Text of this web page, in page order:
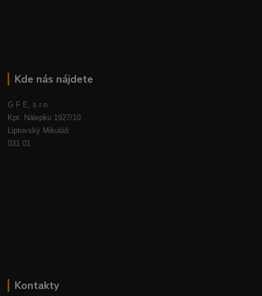
Kde nás nájdete
G F E, s.r.o.
Kpt. Nálepku 1927/10
Liptovský Mikuláš
031 01
Kontakty